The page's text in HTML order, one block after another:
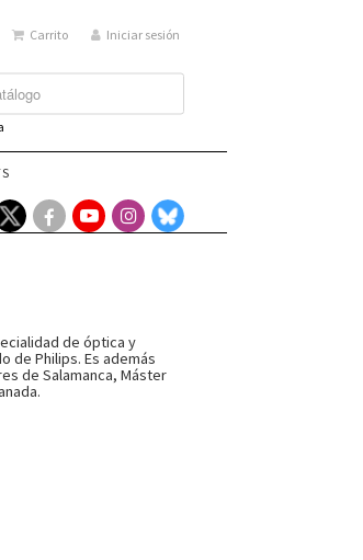
Carrito Iniciar sesión
de óptica y
de Philips. Es además
de Salamanca, Máster